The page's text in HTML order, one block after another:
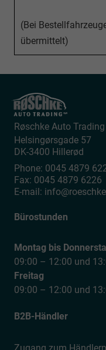
(Bei
übermittelt)
Røschke Auto
Helsingørsgade 57
DK-3400 Hillerød
Phone: 0045 4879
Fax: 0045 4879 6226
E-mail:
Bürostunden
Montag bis
09:00 – 12:00 und
Freitag
09:00 – 12:00 und
B2B-Händler